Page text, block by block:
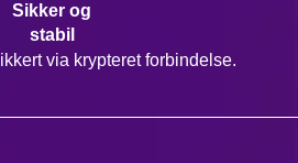
Sikker og
stabil
via krypteret forbindelse.